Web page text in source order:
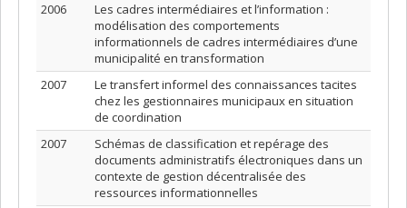
2006
Les cadres intermédiaires et l’information :
modélisation des comportements
informationnels de cadres intermédiaires d’une
municipalité en transformation
2007
Le transfert informel des connaissances tacites
chez les gestionnaires municipaux en situation
de coordination
2007
Schémas de classification et repérage des
documents administratifs électroniques dans un
contexte de gestion décentralisée des
ressources informationnelles